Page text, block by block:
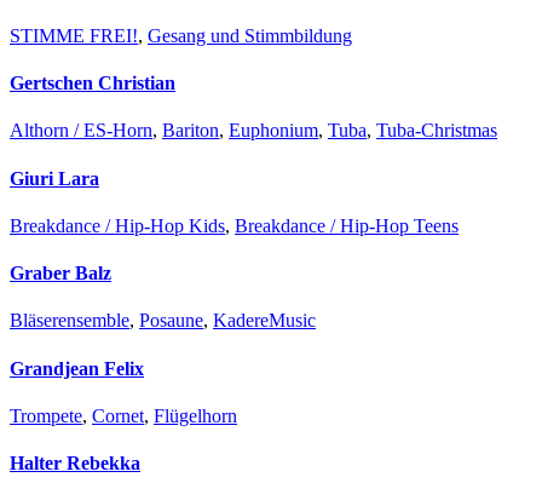
STIMME FREI!, Gesang und Stimmbildung
Gertschen Christian
Althorn / ES-Horn, Bariton, Euphonium, Tuba, Tuba-Christmas
Giuri Lara
Breakdance / Hip-Hop Kids, Breakdance / Hip-Hop Teens
Graber Balz
Bläserensemble, Posaune, KadereMusic
Grandjean Felix
Trompete, Cornet, Flügelhorn
Halter Rebekka